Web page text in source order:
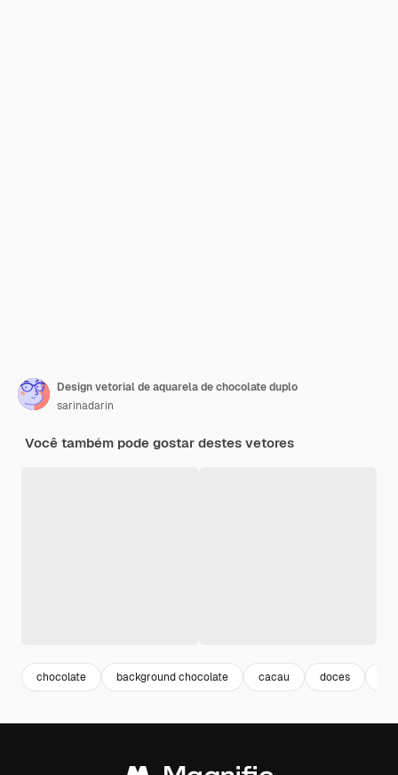
Design vetorial de aquarela de chocolate duplo
sarinadarin
Você também pode gostar destes vetores
chocolate background chocolate cacau doces